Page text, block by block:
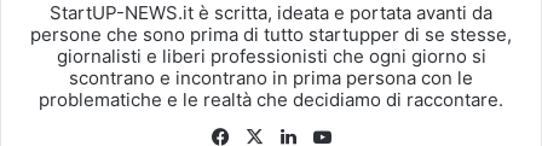
StartUP-NEWS.it è scritta, ideata e portata avanti da
persone che sono prima di tutto startupper di se stesse,
giornalisti e liberi professionisti che ogni giorno si
scontrano e incontrano in prima persona con le
problematiche e le realtà che decidiamo di raccontare.
Facebook
X LinkedIn